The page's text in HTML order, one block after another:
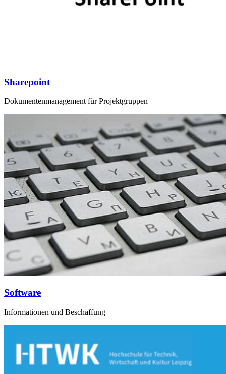
Sharepoint
Dokumentenmanagement für Projektgruppen
Software
Informationen und Beschaffung